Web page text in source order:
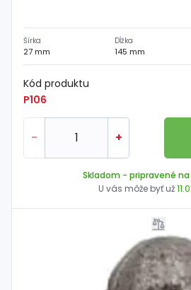
Šírka
27 mm
Dĺžka
145 mm
Kód produktu
P106
- +
Skladom - pripravené
U vás môže byť už